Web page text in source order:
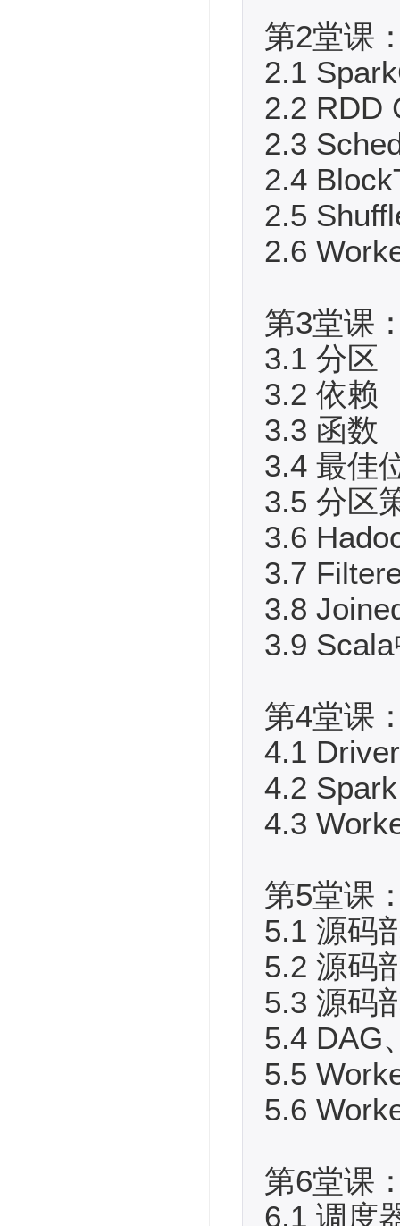
第2堂课
2.1
2.2 RDD
2.3
2.4
2.5
2.6
第3堂课
3.1 分区
3.2 依赖
3.3 函数
3.4 最佳
3.5 分区
3.6
3.7
3.8
3.9
第4堂课
4.1
4.2
4.3
第5堂课
5.1 源码
5.2 源码
5.3 源码
5.4 DAG
5.5
5.6
第6堂课
6.1 调度